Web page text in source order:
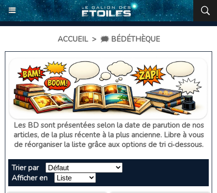
ACCUEIL > 🗯️ BÉDÉTHÈQUE
Les BD sont présentées selon la date de parution de nos
articles, de la plus récente à la plus ancienne. Libre à vous
de réorganiser la liste grâce aux options de tri ci‑dessous.
Trier par
Afficher en